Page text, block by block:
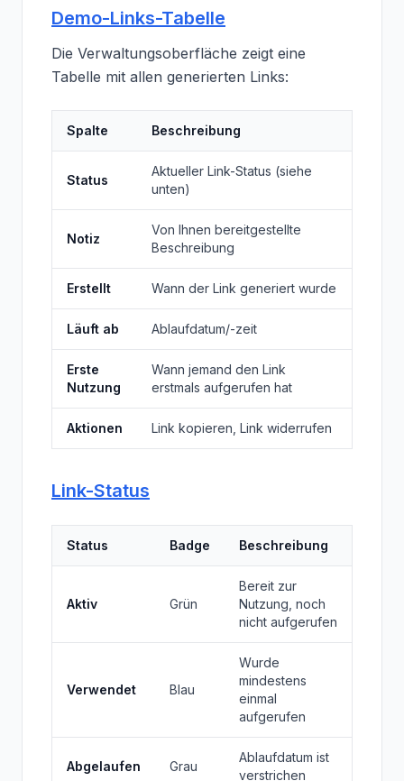
Demo-Links-Tabelle
Die Verwaltungsoberfläche zeigt eine
Tabelle mit allen generierten Links:
Spalte Beschreibung
Status
Aktueller Link-Status (siehe
unten)
Notiz
Von Ihnen bereitgestellte
Beschreibung
Erstellt Wann der Link generiert wurde
Läuft ab Ablaufdatum/-zeit
Erste
Nutzung
Wann jemand den Link
erstmals aufgerufen hat
Aktionen Link kopieren, Link widerrufen
Link-Status
Status Badge Beschreibung
Aktiv Grün
Bereit zur
Nutzung, noch
nicht aufgerufen
Verwendet Blau
Wurde
mindestens
einmal
aufgerufen
Abgelaufen Grau
Ablaufdatum ist
verstrichen